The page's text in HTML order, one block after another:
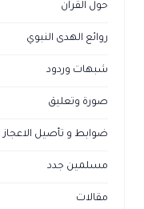
حول القراّن
روائع الهدى النبوي
شبهات وردود
صورة وتعليق
ضوابط و تأصيل الاعجاز
مسلمين جدد
مقالات